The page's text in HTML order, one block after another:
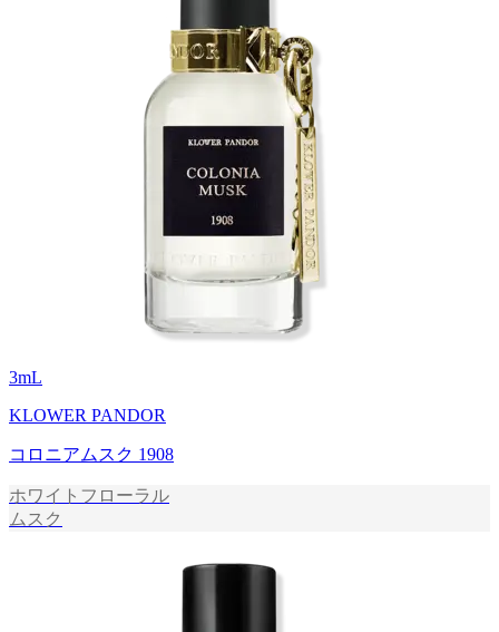
3mL
KLOWER PANDOR
コロニアムスク 1908
ホワイトフローラル
ムスク